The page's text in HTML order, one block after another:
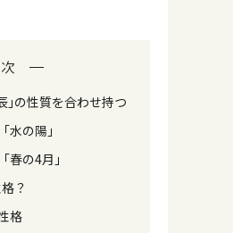
｣の性質を合わせ持つ
水の陽」
春の4月」
？
格